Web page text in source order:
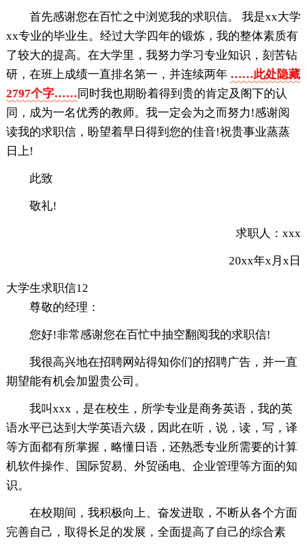
首先感谢您在百忙之中浏览我的求职信。 我是xx大学
xx专业的毕业生。经过大学四年的锻炼，我的整体素质有
了较大的提高。在大学里，我努力学习专业知识，刻苦钻
研，在班上成绩一直排名第一，并连续两年 ……此处隐藏
2797个字……同时我也期盼着得到贵的肯定及阁下的认
同，成为一名优秀的教师。我一定会为之而努力!感谢阅
读我的求职信，盼望着早日得到您的佳音!祝贵事业蒸蒸
日上!
此致
敬礼!
求职人：xxx
20xx年x月x日
大学生求职信12
尊敬的经理：
您好!非常感谢您在百忙中抽空翻阅我的求职信!
我很高兴地在招聘网站得知你们的招聘广告，并一直
期望能有机会加盟贵公司。
我叫xxx，是在校生，所学专业是商务英语，我的英
语水平已达到大学英语六级，因此在听，说，读，写，译
等方面都有所掌握，略懂日语，还熟悉专业所需要的计算
机软件操作、国际贸易、外贸函电、企业管理等方面的知
识。
在校期间，我积极向上、奋发进取，不断从各个方面
完善自己，取得长足的发展，全面提高了自己的综合素